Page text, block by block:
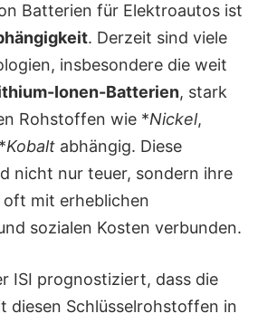
Batterien für Elektroautos ist
. Derzeit sind viele
insbesondere die weit
Ionen-Batterien, stark
Rohstoffen wie *Nickel,
Kobalt abhängig. Diese
nicht nur teuer, sondern ihre
oft mit erheblichen
sozialen Kosten verbunden.
ISI prognostiziert, dass die
diesen Schlüsselrohstoffen in